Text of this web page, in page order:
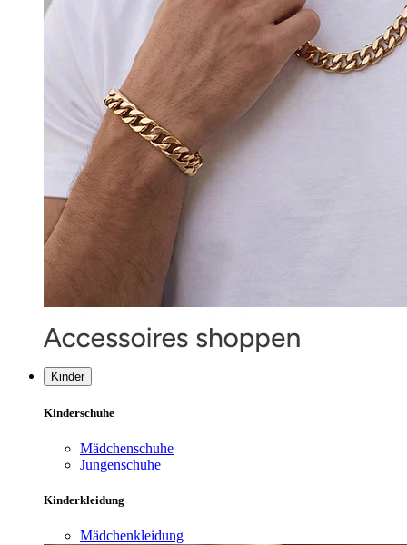
Kinder
Kinderschuhe
Mädchenschuhe
Jungenschuhe
Kinderkleidung
Mädchenkleidung